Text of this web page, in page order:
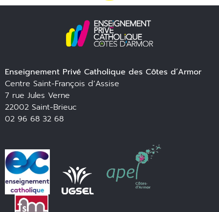
Enseignement Privé Catholique des Côtes d’Armor
Centre Saint-François d’Assise
7 rue Jules Verne
22002 Saint-Brieuc
02 96 68 32 68